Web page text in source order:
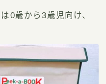
は0歳から3歳児向け、